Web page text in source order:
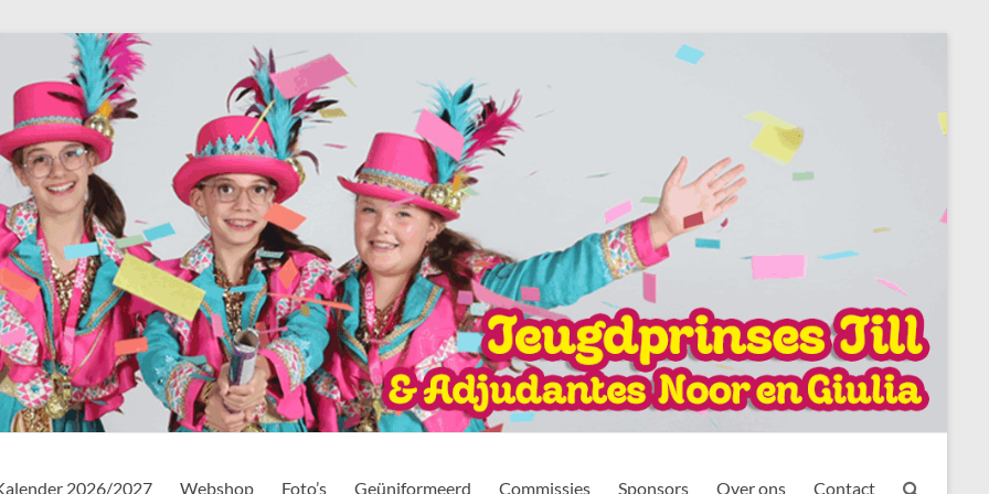
2026/2027 Webshop Foto’s Geüniformeerd Commissies Sponsors Over ons Contact